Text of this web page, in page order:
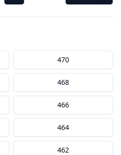
470
468
466
464
462